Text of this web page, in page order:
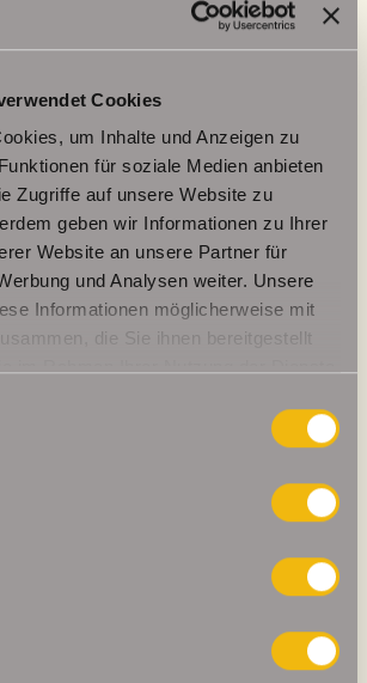
Cookies
um Inhalte und Anzeigen zu
für soziale Medien anbieten
Zugriffe auf unsere Website zu
geben wir Informationen zu Ihrer
Website an unsere Partner für
und Analysen weiter. Unsere
Informationen möglicherweise mit
die Sie ihnen bereitgestellt
(Verbrauchsausweis)
/ (m²*a)
bis